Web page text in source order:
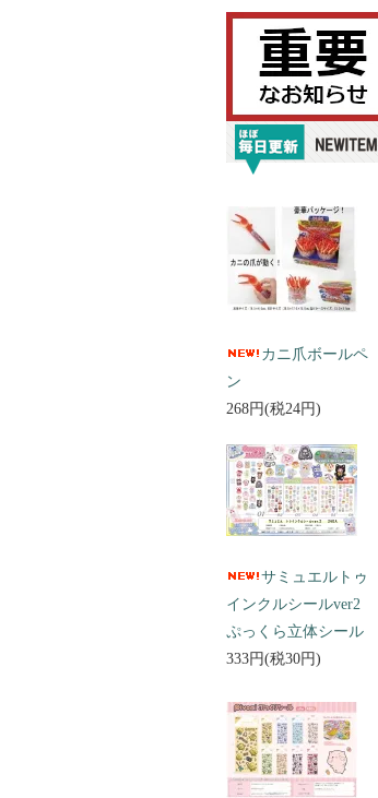
カニ爪ボールペ
ン
268円(税24円)
サミュエルトゥ
インクルシールver2
ぷっくら立体シール
333円(税30円)